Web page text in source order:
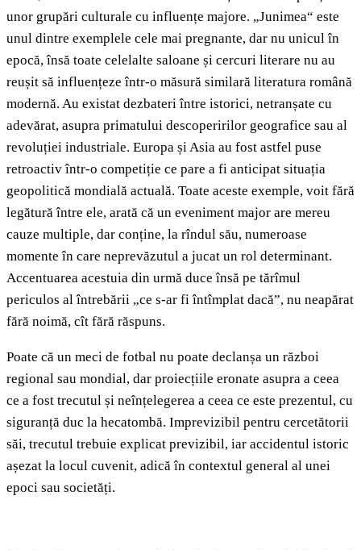
unor grupări culturale cu influențe majore. „Junimea“ este
unul dintre exemplele cele mai pregnante, dar nu unicul în
epocă, însă toate celelalte saloane și cercuri literare nu au
reușit să influențeze într-o măsură similară literatura română
modernă. Au existat dezbateri între istorici, netranșate cu
adevărat, asupra primatului descoperirilor geografice sau al
revoluției industriale. Europa și Asia au fost astfel puse
retroactiv într-o competiție ce pare a fi anticipat situația
geopolitică mondială actuală. Toate aceste exemple, voit fără
legătură între ele, arată că un eveniment major are mereu
cauze multiple, dar conține, la rîndul său, numeroase
momente în care neprevăzutul a jucat un rol determinant.
Accentuarea acestuia din urmă duce însă pe tărîmul
periculos al întrebării „ce s-ar fi întîmplat dacă”, nu neapărat
fără noimă, cît fără răspuns.
Poate că un meci de fotbal nu poate declanșa un război
regional sau mondial, dar proiecțiile eronate asupra a ceea
ce a fost trecutul și neînțelegerea a ceea ce este prezentul, cu
siguranță duc la hecatombă. Imprevizibil pentru cercetătorii
săi, trecutul trebuie explicat previzibil, iar accidentul istoric
așezat la locul cuvenit, adică în contextul general al unei
epoci sau societăți.